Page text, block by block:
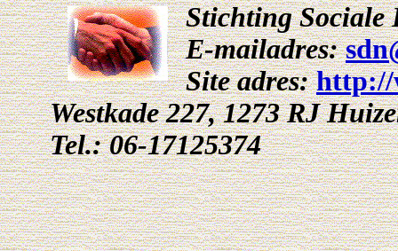
Stichting Sociale
E-mailadres:
Site adres:http://
Westkade 227, 1273 RJ
Tel.: 06-17125374